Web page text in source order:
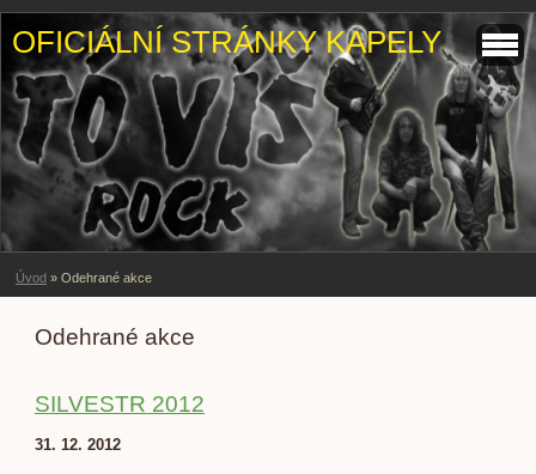
OFICIÁLNÍ STRÁNKY KAPELY
Úvod » Odehrané akce
Odehrané akce
SILVESTR 2012
31. 12. 2012